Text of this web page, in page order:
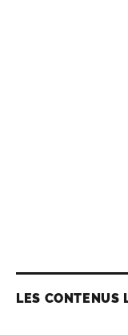
LES CONTENUS